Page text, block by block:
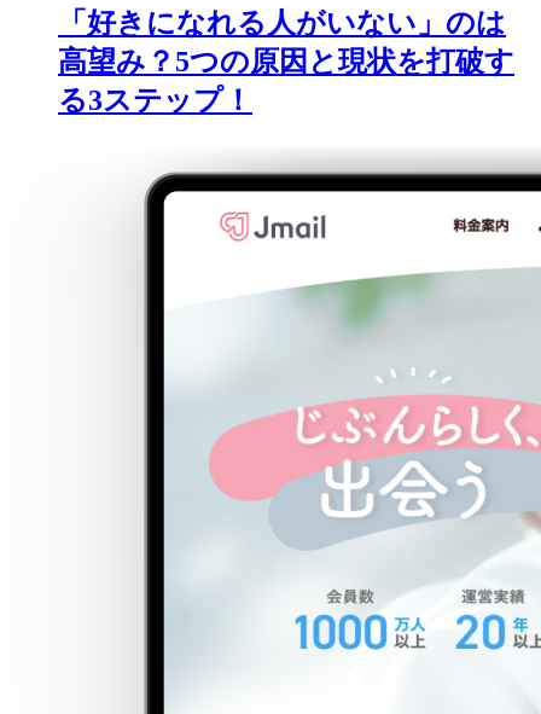
「好きになれる人がいない」のは
高望み？5つの原因と現状を打破す
る3ステップ！